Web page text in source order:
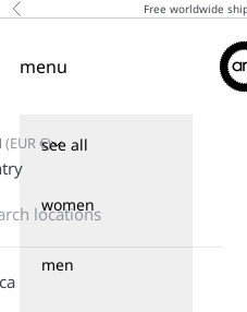
↵Skip to content
↵Skip to menu
↵Skip to footer
↵Open Accessibility Widget
Skip to content
Previous Free worldwide
Aro
Navigation menu
menu
see all
women
men
(EUR€)